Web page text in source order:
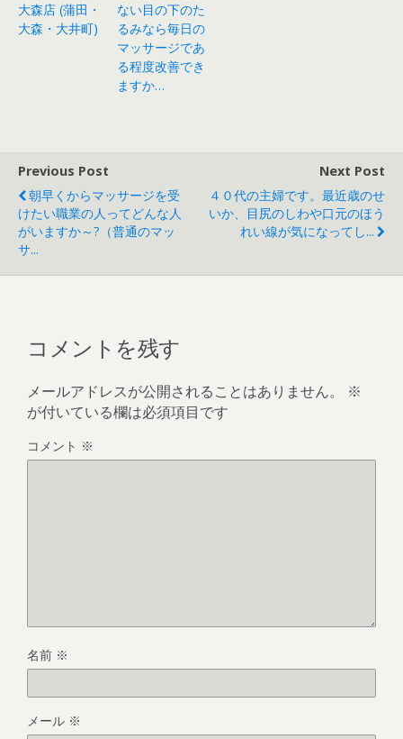
大森店 (蒲田・
大森・大井町)
ない目の下のた
るみなら毎日の
マッサージであ
る程度改善でき
ますか…
Previous Post
朝早くからマッサージを受
けたい職業の人ってどんな人
がいますか～?（普通のマッ
サ...
Next Post
４０代の主婦です。最近歳のせ
いか、目尻のしわや口元のほう
れい線が気になってし...
コメントを残す
メールアドレスが公開されることはありません。
※
が付いている欄は必須項目です
コメント ※
名前 ※
メール ※